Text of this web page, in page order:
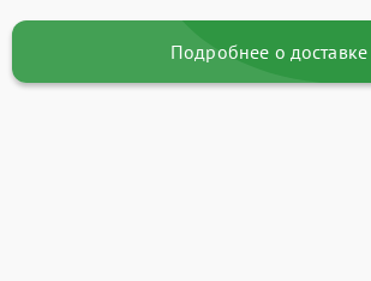
Подробнее о доставке